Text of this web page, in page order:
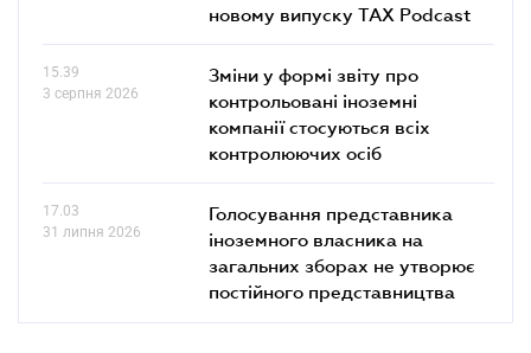
новому випуску TAX Podcast
15.39
3 серпня 2026
Зміни у формі звіту про
контрольовані іноземні
компанії стосуються всіх
контролюючих осіб
17.03
31 липня 2026
Голосування представника
іноземного власника на
загальних зборах не утворює
постійного представництва